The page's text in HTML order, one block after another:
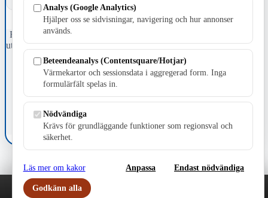
Fristående webbtidningsföretag grundat 1991 som sedan 2002 ger
ut tidningen Skillingaryd.nu och 2010 lanserades Värnamo.nu. Från
april 2026 omfattar Skillingaryd.nu tre kommuner: Gnosjö,
Värnamo och Vaggeryds kommun.
Kontakta oss
E-post: redaktionen@skillingaryd.nu
Postadress: Gisslaköp 1, 568 92 Skillingaryd
Kakinställningar
Analys (Google Analytics)
Hjälper oss se sidvisningar, navigering och hur annonser
används.
Beteendeanalys (Contentsquare/Hotjar)
Värmekartor och sessionsdata i aggregerad form. Inga
formulärfält spelas in.
Nödvändiga
Krävs för grundläggande funktioner som regionsval och
säkerhet.
Läs mer om kakor Anpassa Endast nödvändiga
Godkänn alla